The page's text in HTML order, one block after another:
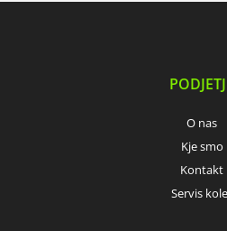
O nas
Kje smo
Kontakt
Servis